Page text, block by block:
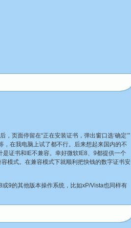
页面停留在“正在安装证书，弹出窗口选‘确定’”
在我电脑上试了都不行。后来想起来国内的不
证书和IE不兼容。幸好微软IE8、9都提供一个
模式。在兼容模式下就顺利把快钱的数字证书安
9的其他版本操作系统，比如xP/Vista也同样有